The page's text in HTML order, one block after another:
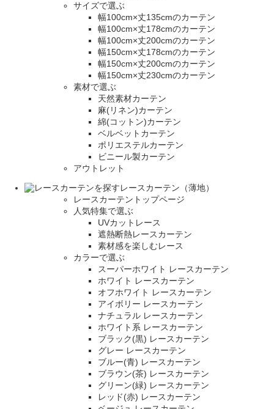
サイズで選ぶ
幅100cm×丈135cmのカーテン
幅100cm×丈178cmのカーテン
幅100cm×丈200cmのカーテン
幅150cm×丈178cmのカーテン
幅150cm×丈200cmのカーテン
幅150cm×丈230cmのカーテン
素材で選ぶ
天然素材カーテン
麻(リネン)カーテン
綿(コットン)カーテン
ベルベットカーテン
ポリエステルカーテン
ビニール製カーテン
アウトレット
レースカーテン（薄地）
レースカーテントップページ
人気特集で選ぶ
UVカットレース
遮熱断熱レースカーテン
素材感を楽しむレース
カラーで選ぶ
スーパーホワイト レースカーテン
ホワイト レースカーテン
オフホワイト レースカーテン
アイボリー レースカーテン
ナチュラル レースカーテン
ホワイト系 レースカーテン
ブラック(黒) レースカーテン
グレー レースカーテン
ブルー(青) レースカーテン
ブラウン(茶) レースカーテン
グリーン(緑) レースカーテン
レッド(赤) レースカーテン